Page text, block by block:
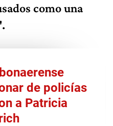
como una
de policías
a Patricia